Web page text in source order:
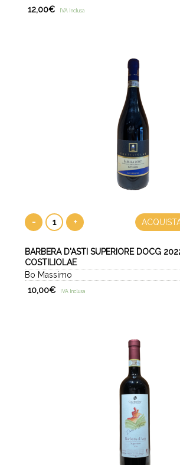
12,00€ IVA Inclusa
- +
BARBERA D'ASTI SUPERIORE DOCG
COSTILIOLAE
Bo Massimo
10,00€ IVA Inclusa